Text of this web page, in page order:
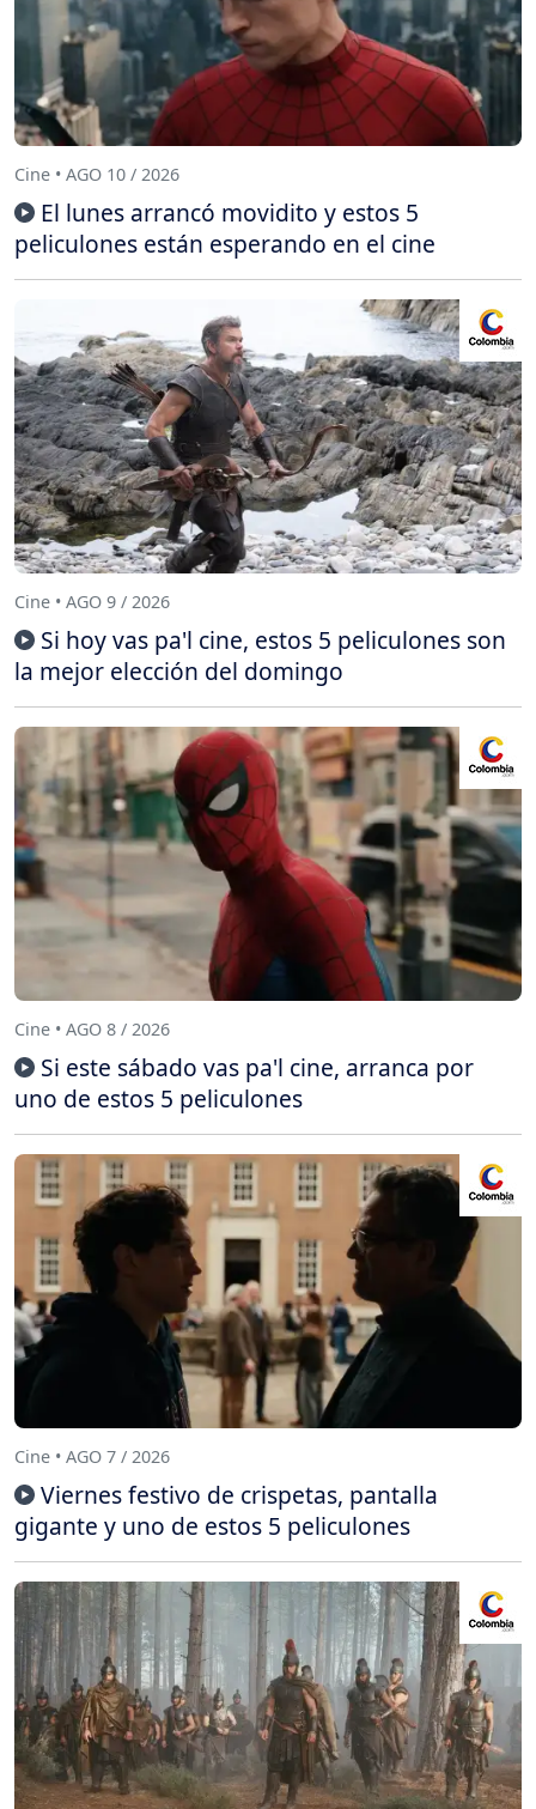
Cine • AGO 10 / 2026
El lunes arrancó movidito y estos 5
peliculones están esperando en el cine
Cine • AGO 9 / 2026
Si hoy vas pa'l cine, estos 5 peliculones son
la mejor elección del domingo
Cine • AGO 8 / 2026
Si este sábado vas pa'l cine, arranca por
uno de estos 5 peliculones
Cine • AGO 7 / 2026
Viernes festivo de crispetas, pantalla
gigante y uno de estos 5 peliculones